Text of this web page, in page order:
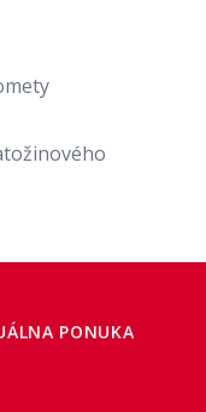
PONUKA